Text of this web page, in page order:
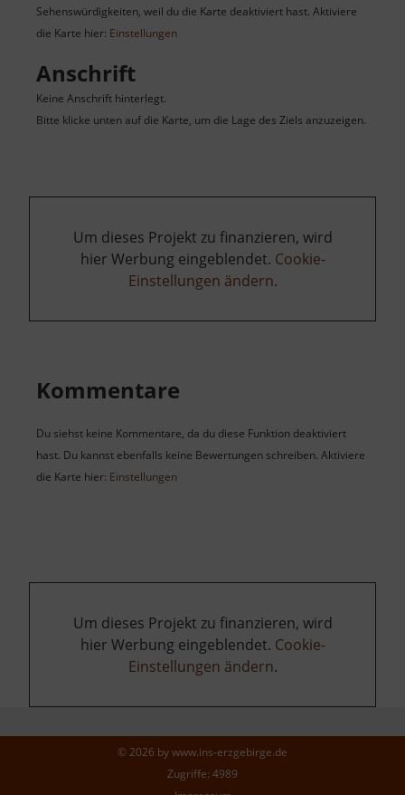
Sehenswürdigkeiten, weil du die Karte deaktiviert hast. Aktiviere
die Karte hier: Einstellungen
Anschrift
Keine Anschrift hinterlegt.
Bitte klicke unten auf die Karte, um die Lage des Ziels anzuzeigen.
Um dieses Projekt zu finanzieren, wird
hier Werbung eingeblendet. Cookie-
Einstellungen ändern.
Kommentare
Du siehst keine Kommentare, da du diese Funktion deaktiviert
hast. Du kannst ebenfalls keine Bewertungen schreiben. Aktiviere
die Karte hier: Einstellungen
Um dieses Projekt zu finanzieren, wird
hier Werbung eingeblendet. Cookie-
Einstellungen ändern.
© 2026 bywww.ins-erzgebirge.de
Zugriffe: 4989